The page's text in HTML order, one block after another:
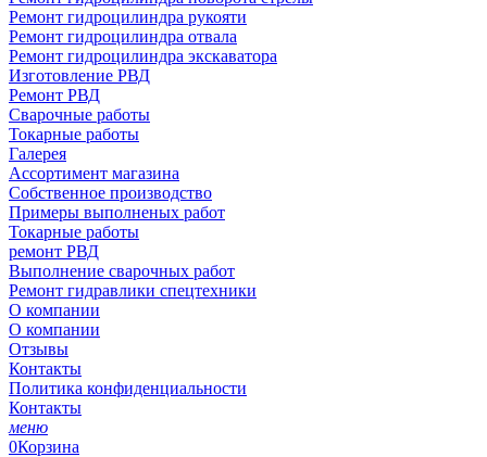
Ремонт гидроцилиндра рукояти
Ремонт гидроцилиндра отвала
Ремонт гидроцилиндра экскаватора
Изготовление РВД
Ремонт РВД
Сварочные работы
Токарные работы
Галерея
Ассортимент магазина
Собственное производство
Примеры выполненых работ
Токарные работы
ремонт РВД
Выполнение сварочных работ
Ремонт гидравлики спецтехники
О компании
О компании
Отзывы
Контакты
Политика конфиденциальности
Контакты
меню
0Корзина